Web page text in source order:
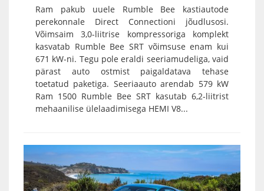
Ram pakub uuele Rumble Bee kastiautode
perekonnale Direct Connectioni jõudlusosi.
Võimsaim 3,0-liitrise kompressoriga komplekt
kasvatab Rumble Bee SRT võimsuse enam kui
671 kW-ni. Tegu pole eraldi seeriamudeliga, vaid
pärast auto ostmist paigaldatava tehase
toetatud paketiga. Seeriaauto arendab 579 kW
Ram 1500 Rumble Bee SRT kasutab 6,2-liitrist
mehaanilise ülelaadimisega HEMI V8...